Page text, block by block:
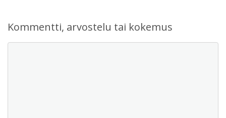
Kommentti, arvostelu tai kokemus